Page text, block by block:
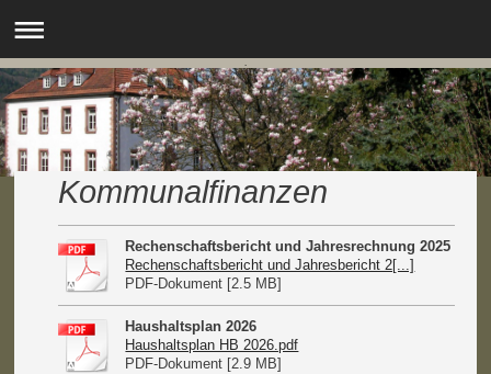
.
Kommunalfinanzen
Rechenschaftsbericht und Jahresrechnung 2025
Rechenschaftsbericht und Jahresbericht 2[...]
PDF-Dokument [2.5 MB]
Haushaltsplan 2026
Haushaltsplan HB 2026.pdf
PDF-Dokument [2.9 MB]